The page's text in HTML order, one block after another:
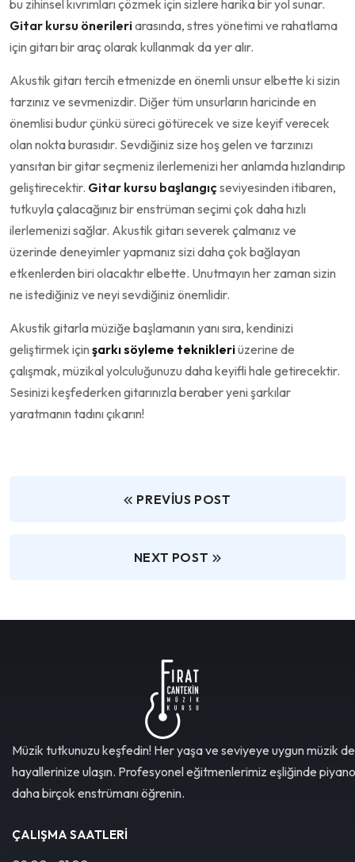
bu zihinsel kıvrımları çözmek için sizlere harika bir yol sunar.
Gitar kursu önerileriarasında, stres yönetimi ve rahatlama
için gitarı bir araç olarak kullanmak da yer alır.
Akustik gitarı tercih etmenizde en önemli unsur elbette ki sizin
tarzınız ve sevmenizdir. Diğer tüm unsurların haricinde en
önemlisi budur çünkü süreci götürecek ve size keyif verecek
olan nokta burasıdır. Sevdiğiniz size hoş gelen ve tarzınızı
yansıtan bir gitar seçmeniz ilerlemenizi her anlamda hızlandırıp
geliştirecektir. Gitar kursu başlangıçseviyesinden itibaren,
tutkuyla çalacağınız bir enstrüman seçimi çok daha hızlı
ilerlemenizi sağlar. Akustik gitarı severek çalmanız ve
üzerinde deneyimler yapmanız sizi daha çok bağlayan
etkenlerden biri olacaktır elbette. Unutmayın her zaman sizin
ne istediğiniz ve neyi sevdiğiniz önemlidir.
Akustik gitarla müziğe başlamanın yanı sıra, kendinizi
geliştirmek için şarkı söyleme teknikleriüzerine de
çalışmak, müzikal yolculuğunuzu daha keyifli hale getirecektir.
Sesinizi keşfederken gitarınızla beraber yeni şarkılar
yaratmanın tadını çıkarın!
PREVIUS POST
NEXT POST
Müzik tutkunuzu keşfedin! Her yaşa ve seviyeye uygun müzik
hayallerinize ulaşın. Profesyonel eğitmenlerimiz eşliğinde
daha birçok enstrümanı öğrenin.
ÇALIŞMA SAATLERI